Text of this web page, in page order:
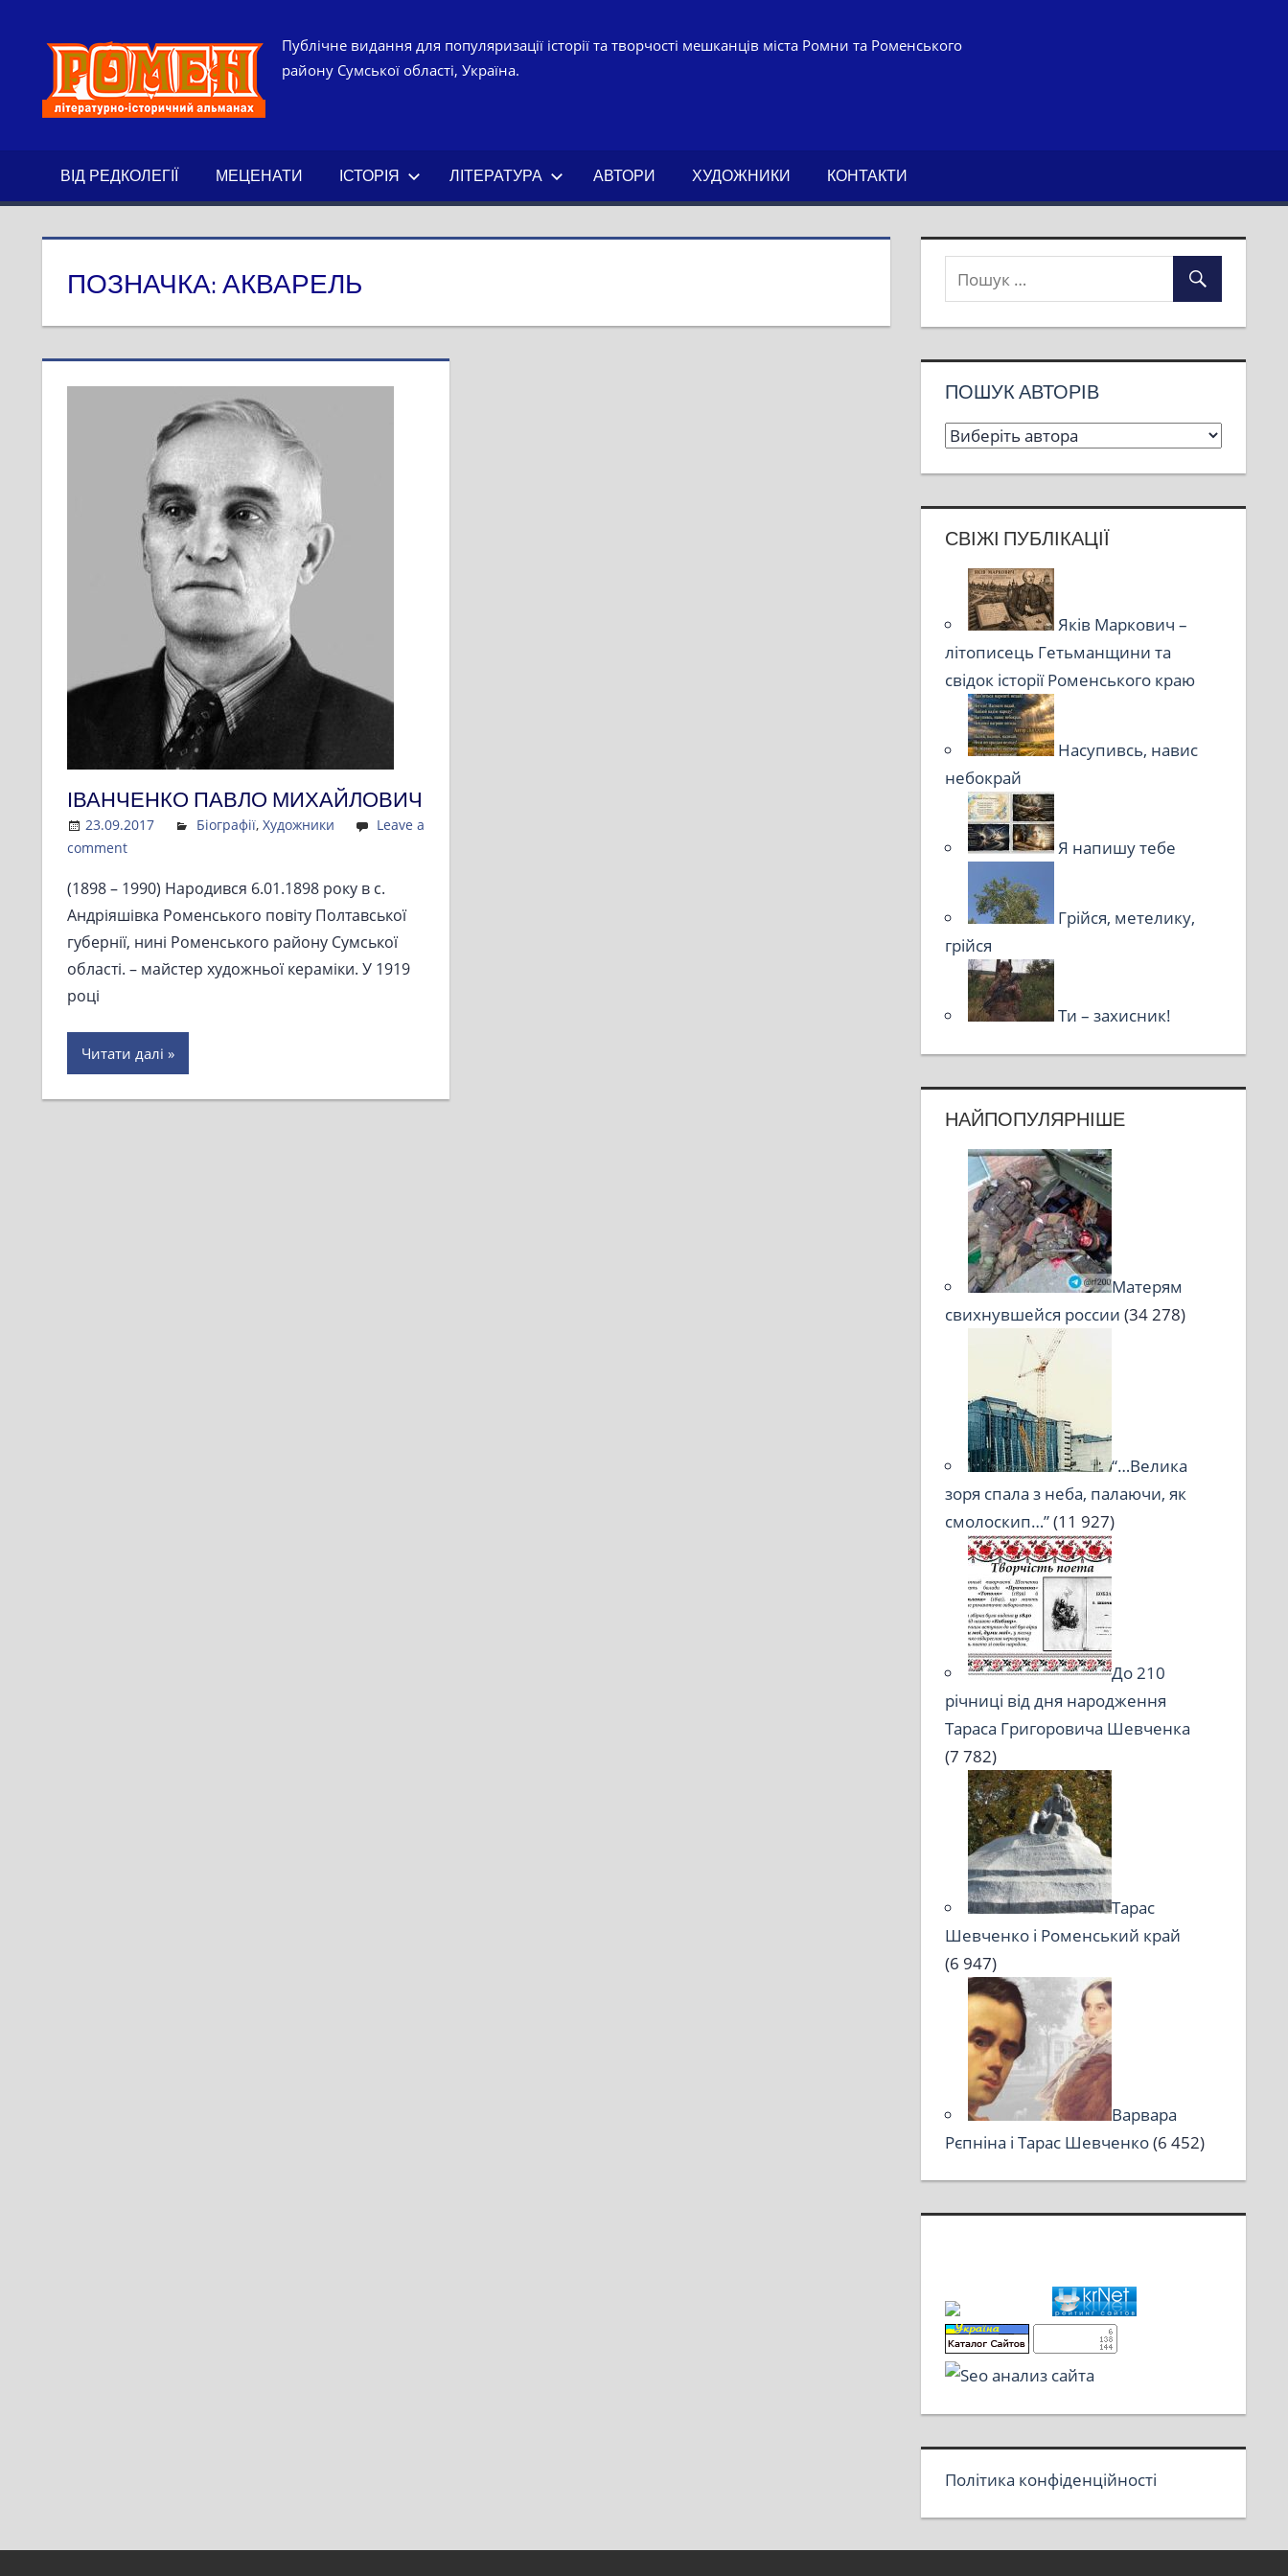
РОМЕН.
ІСТОРИЧНИЙ
АЛЬМАНАХ.
Публічне видання для популяризації історії та творчості мешканців міста Ромни та Роменського
району Сумської області, Україна.
ВІД РЕДКОЛЕГІЇ МЕЦЕНАТИ ІСТОРІЯ ЛІТЕРАТУРА АВТОРИ ХУДОЖНИКИ КОНТАКТИ
ПОЗНАЧКА:АКВАРЕЛЬ
ІВАНЧЕНКО ПАВЛО МИХАЙЛОВИЧ
23.09.2017 Admin
Біографії, Художники
Leave a
comment
(1898 – 1990) Народився 6.01.1898 року в с.
Андріяшівка Роменського повіту Полтавської
губернії, нині Роменського району Сумської
області. – майстер художньої кераміки. У 1919
році
Читати далі
ПОШУК АВТОРІВ
СВІЖІ ПУБЛІКАЦІЇ
Яків Маркович –
літописець Гетьманщини та
свідок історії Роменського краю
Насупивсь, навис
небокрай
Я напишу тебе
Грійся, метелику,
грійся
Ти – захисник!
НАЙПОПУЛЯРНІШЕ
Матерям
свихнувшейся россии (34 278)
“…Велика
зоря спала з неба, палаючи, як
смолоскип…”(11 927)
До 210
річниці від дня народження
Тараса Григоровича Шевченка
(7 782)
Тарас
Шевченко і Роменський край
(6 947)
Варвара
Рєпніна і Тарас Шевченко(6 452)
Політика конфіденційності